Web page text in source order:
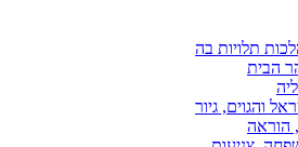
תלויות בה
הבית
והגוים, גיור
הוראה